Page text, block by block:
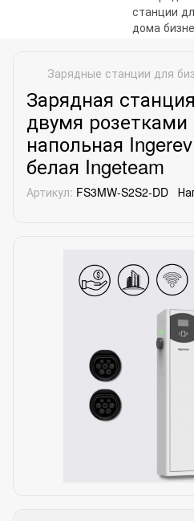
Зарядные станции для
Зарядная
двумя розетками
напольная
белая Ingeteam
Артикул: FS3MW‐S2S2‐DD